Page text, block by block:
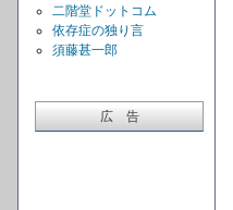
二階堂ドットコム
依存症の独り言
須藤甚一郎
広 告